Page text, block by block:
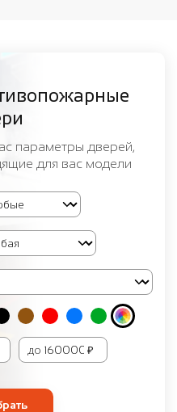
параметры дверей,
для вас модели
до ₽